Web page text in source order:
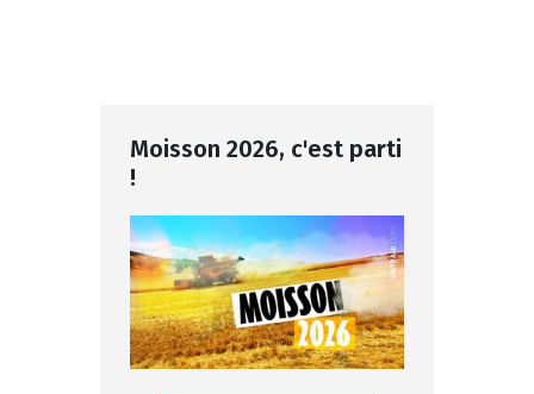
Moisson 2026, c'est parti
!